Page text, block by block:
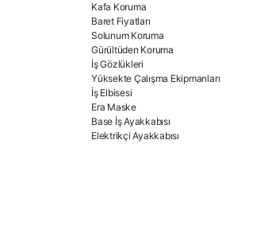
Kafa Koruma
Baret Fiyatları
Solunum Koruma
Gürültüden Koruma
İş Gözlükleri
Yüksekte Çalışma Ekipmanları
İş Elbisesi
Era Maske
Base İş Ayakkabısı
Elektrikçi Ayakkabısı